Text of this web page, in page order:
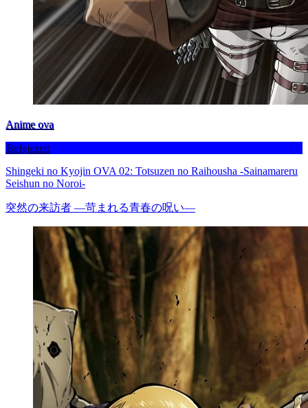
Anime ova
Befejezett
Shingeki no Kyojin OVA 02: Totsuzen no Raihousha -Sainamareru
Seishun no Noroi-
突然の来訪者 ―苛まれる青春の呪い―